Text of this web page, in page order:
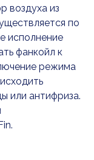
воздуха из
по
исполнение
фанкойл к
режима
или антифриза.